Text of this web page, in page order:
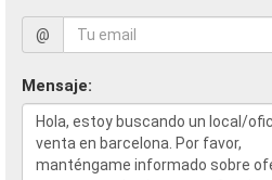
@
Mensaje: